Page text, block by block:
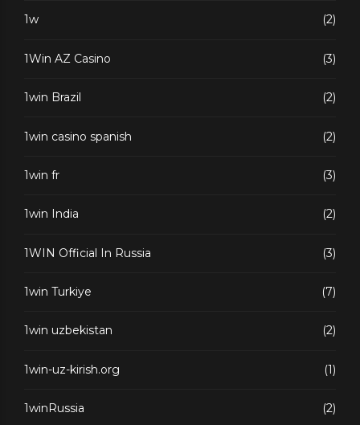
1w (2)
1Win AZ Casino (3)
1win Brazil (2)
1win casino spanish (2)
1win fr (3)
1win India (2)
1WIN Official In Russia (3)
1win Turkiye (7)
1win uzbekistan (2)
1win-uz-kirish.org (1)
1winRussia (2)